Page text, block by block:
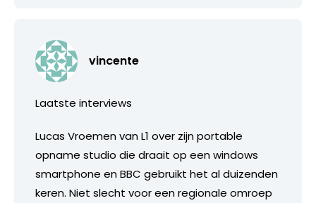
vincente
Laatste interviews
Lucas Vroemen van L1 over zijn portable
opname studio die draait op een windows
smartphone en BBC gebruikt het al duizenden
keren. Niet slecht voor een regionale omroep